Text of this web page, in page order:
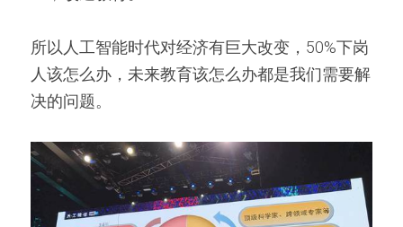
所以人工智能时代对经济有巨大改变，50%下岗
人该怎么办，未来教育该怎么办都是我们需要解
决的问题。